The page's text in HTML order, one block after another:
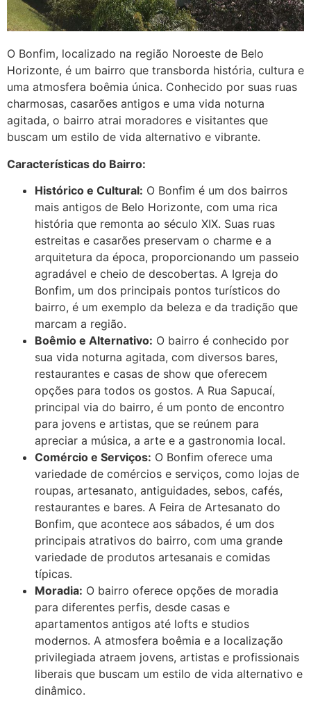
O Bonfim, localizado na região Noroeste de Belo
Horizonte, é um bairro que transborda história, cultura e
uma atmosfera boêmia única. Conhecido por suas ruas
charmosas, casarões antigos e uma vida noturna
agitada, o bairro atrai moradores e visitantes que
buscam um estilo de vida alternativo e vibrante.
Características do Bairro:
Histórico e Cultural: O Bonfim é um dos bairros
mais antigos de Belo Horizonte, com uma rica
história que remonta ao século XIX. Suas ruas
estreitas e casarões preservam o charme e a
arquitetura da época, proporcionando um passeio
agradável e cheio de descobertas. A Igreja do
Bonfim, um dos principais pontos turísticos do
bairro, é um exemplo da beleza e da tradição que
marcam a região.
Boêmio e Alternativo: O bairro é conhecido por
sua vida noturna agitada, com diversos bares,
restaurantes e casas de show que oferecem
opções para todos os gostos. A Rua Sapucaí,
principal via do bairro, é um ponto de encontro
para jovens e artistas, que se reúnem para
apreciar a música, a arte e a gastronomia local.
Comércio e Serviços: O Bonfim oferece uma
variedade de comércios e serviços, como lojas de
roupas, artesanato, antiguidades, sebos, cafés,
restaurantes e bares. A Feira de Artesanato do
Bonfim, que acontece aos sábados, é um dos
principais atrativos do bairro, com uma grande
variedade de produtos artesanais e comidas
típicas.
Moradia: O bairro oferece opções de moradia
para diferentes perfis, desde casas e
apartamentos antigos até lofts e studios
modernos. A atmosfera boêmia e a localização
privilegiada atraem jovens, artistas e profissionais
liberais que buscam um estilo de vida alternativo e
dinâmico.